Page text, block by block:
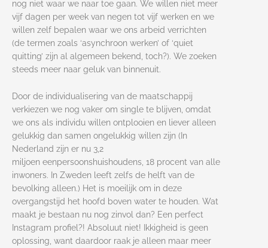
nog niet waar we naar toe gaan. We willen niet meer
vijf dagen per week van negen tot vijf werken en we
willen zelf bepalen waar we ons arbeid verrichten
(de termen zoals ‘asynchroon werken’ of ‘quiet
quitting’ zijn al algemeen bekend, toch?). We zoeken
steeds meer naar geluk van binnenuit.
Door de individualisering van de maatschappij
verkiezen we nog vaker om single te blijven, omdat
we ons als individu willen ontplooien en liever alleen
gelukkig dan samen ongelukkig willen zijn (In
Nederland zijn er nu 3,2
miljoen eenpersoonshuishoudens, 18 procent van alle
inwoners. In Zweden leeft zelfs de helft van de
bevolking alleen.) Het is moeilijk om in deze
overgangstijd het hoofd boven water te houden. Wat
maakt je bestaan nu nog zinvol dan? Een perfect
Instagram profiel?! Absoluut niet! Ikkigheid is geen
oplossing, want daardoor raak je alleen maar meer